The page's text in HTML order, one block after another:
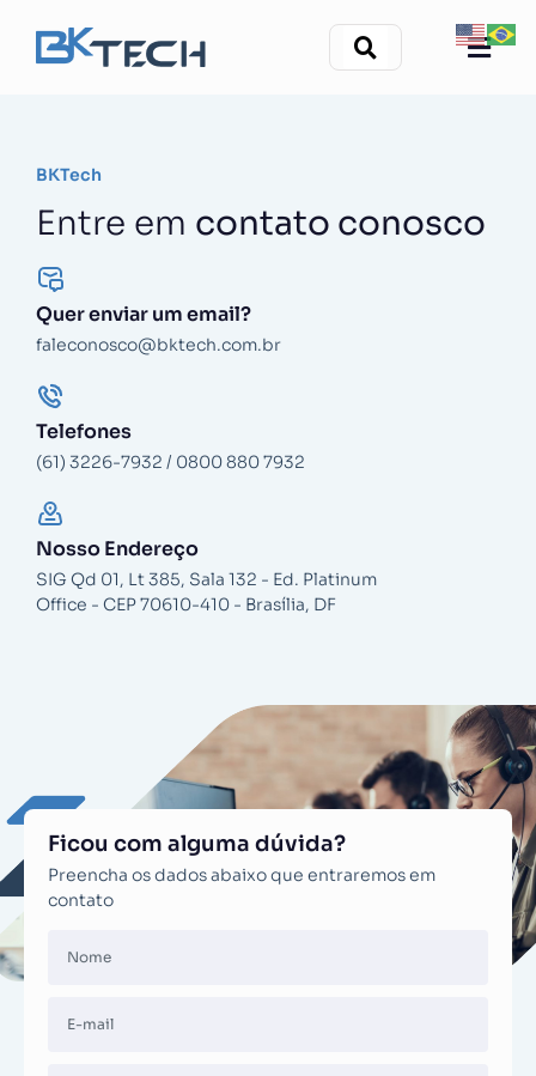
BKTech
Entre em contato conosco
Quer enviar um email?
faleconosco@bktech.com.br
Telefones
(61) 3226-7932 / 0800 880 7932
Nosso Endereço
SIG Qd 01, Lt 385, Sala 132 - Ed. Platinum
Office - CEP 70610-410 - Brasília, DF
Ficou com alguma dúvida?
Preencha os dados abaixo que entraremos em
contato